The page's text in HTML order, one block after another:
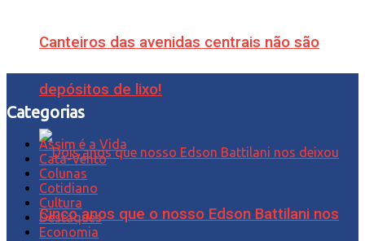
Canteiros das avenidas centrais não são
depósitos de lixo!
Cinco anos que o nosso Edson Battilani nos
Categorias
Assim é a Vida
Cata-Vento
Colunas
Cotidiano
Cultura
Destaques
Economia